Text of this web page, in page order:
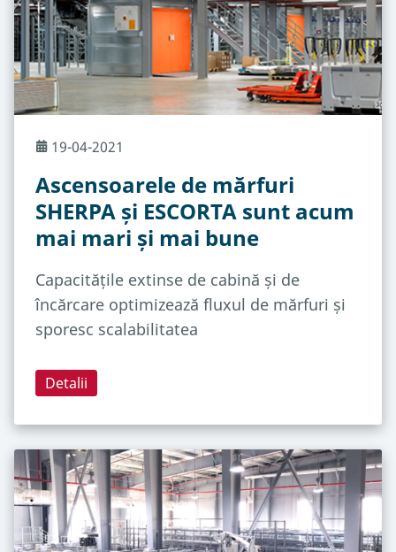
19-04-2021
Ascensoarele de mărfuri
SHERPA și ESCORTA sunt acum
mai mari și mai bune
Capacitățile extinse de cabină și de
încărcare optimizează fluxul de mărfuri și
sporesc scalabilitatea
Detalii